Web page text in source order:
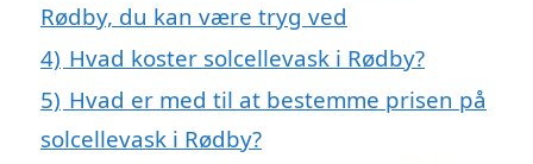
Rødby, du kan være tryg ved
4) Hvad koster solcellevask i Rødby?
5) Hvad er med til at bestemme prisen på
solcellevask i Rødby?